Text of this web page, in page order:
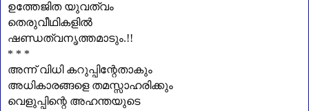
ഉത്തേജിത യുവത്വം
തെരുവീഥികളിൽ
ഷണ്ഡത്വനൃത്തമാടും.!!
* * *
അന്ന് വിധി കറുപ്പിന്റേതാകും
അധികാരങ്ങളെ തമസ്സാഹരിക്കും
വെളുപ്പിന്റെ അഹന്തയുടെ